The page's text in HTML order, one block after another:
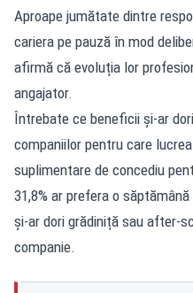
Aproape jumătate dintre
cariera pe pauză în mod
afirmă că evoluția lor
angajator.
Întrebate ce beneficii și-ar
companiilor pentru care
suplimentare de concediu
31,8% ar prefera o
și-ar dori grădiniță sau after-
companie.